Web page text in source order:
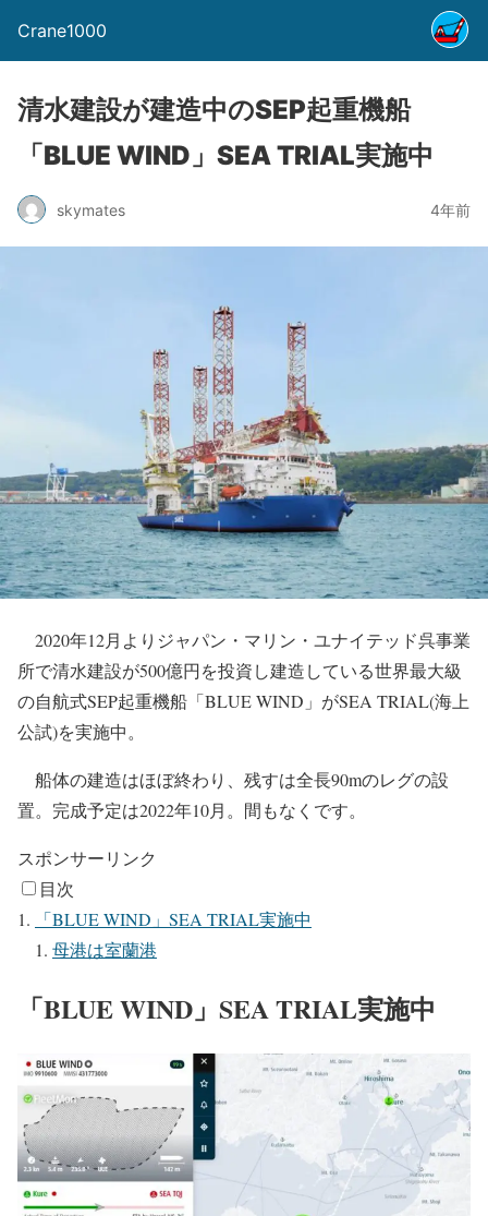
Crane1000
清水建設が建造中のSEP起重機船
「BLUE WIND」SEA TRIAL実施中
skymates 4年前
2020年12月よりジャパン・マリン・ユナイテッド呉事業
所で清水建設が500億円を投資し建造している世界最大級
の自航式SEP起重機船「BLUE WIND」がSEA TRIAL(海上
公試)を実施中。
船体の建造はほぼ終わり、残すは全長90mのレグの設
置。完成予定は2022年10月。間もなくです。
スポンサーリンク
目次
「BLUE WIND」SEA TRIAL実施中
母港は室蘭港
「BLUE WIND」SEA TRIAL実施中